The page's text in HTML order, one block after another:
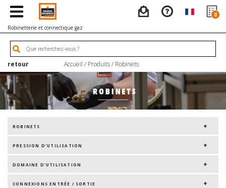
0
Robinetterie et connectique gaz
retour Accueil / Produits/ Robinets
ROBINETS
PRESSION D'UTILISATION
DOMAINE D'UTILISATION
CONNEXIONS ENTRÉE / SORTIE